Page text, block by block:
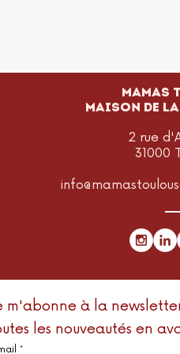
MAMAS
Maison de
2 rue
31000
m'abonne à la
les nouveautés en